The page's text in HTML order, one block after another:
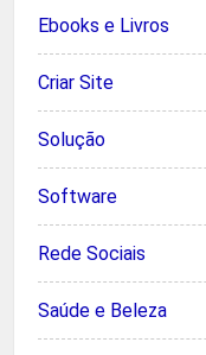
Ebooks e Livros
Criar Site
Solução
Software
Rede Sociais
Saúde e Beleza